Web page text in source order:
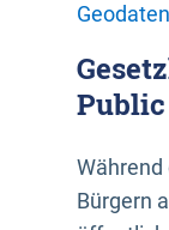
Bürgern